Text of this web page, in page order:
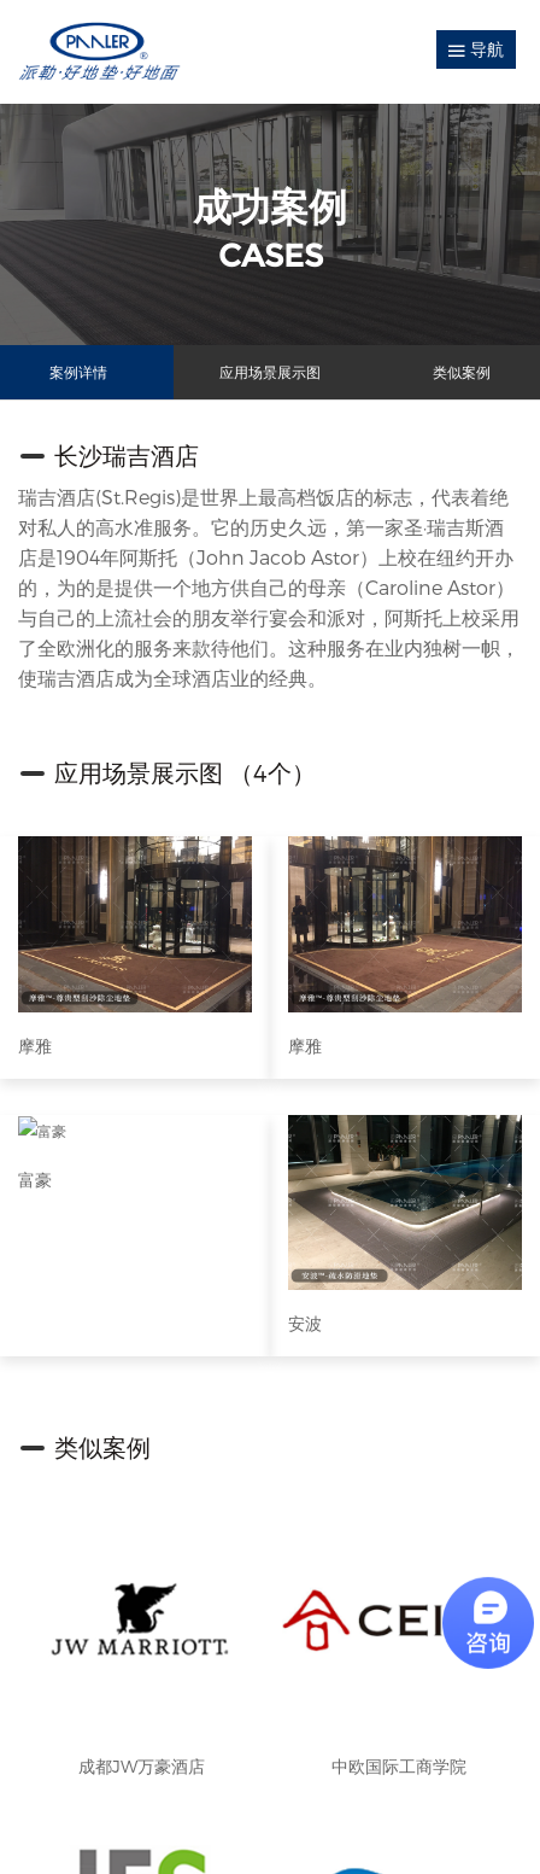
导航
成功案例
CASES
案例详情 应用场景展示图 类似案例
长沙瑞吉酒店
瑞吉酒店(St.Regis)是世界上最高档饭店的标志，代表着绝
对私人的高水准服务。它的历史久远，第一家圣·瑞吉斯酒
店是1904年阿斯托（John Jacob Astor）上校在纽约开办
的，为的是提供一个地方供自己的母亲（Caroline Astor）
与自己的上流社会的朋友举行宴会和派对，阿斯托上校采用
了全欧洲化的服务来款待他们。这种服务在业内独树一帜，
使瑞吉酒店成为全球酒店业的经典。
应用场景展示图 （4个）
摩雅 摩雅
富豪
安波
类似案例
成都JW万豪酒店 中欧国际工商学院